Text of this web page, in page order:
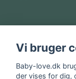
Instagram
Vi bruger
Baby-love.dk
der vises for dig,